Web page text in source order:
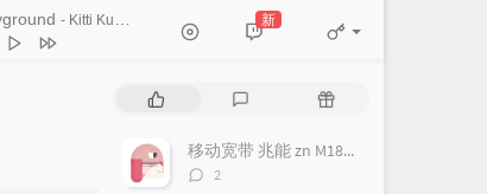
- Kitti Kuremanee
Sakveerakul / August Band
That I Would Never See
Kitti Kuremanee
刘昊霖
厘小白
新
评
随
文移动宽带 兆能 zn M180G 光猫 超级密码破解 改桥接教程
评
2